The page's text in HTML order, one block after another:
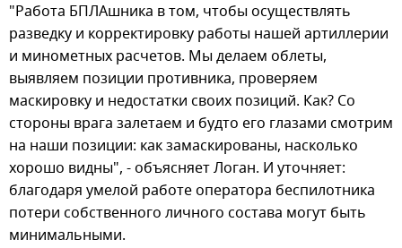
"Работа БПЛАшника в том, чтобы осуществлять
разведку и корректировку работы нашей артиллерии
и минометных расчетов. Мы делаем облеты,
выявляем позиции противника, проверяем
маскировку и недостатки своих позиций. Как? Со
стороны врага залетаем и будто его глазами смотрим
на наши позиции: как замаскированы, насколько
хорошо видны", - объясняет Логан. И уточняет:
благодаря умелой работе оператора беспилотника
потери собственного личного состава могут быть
минимальными.